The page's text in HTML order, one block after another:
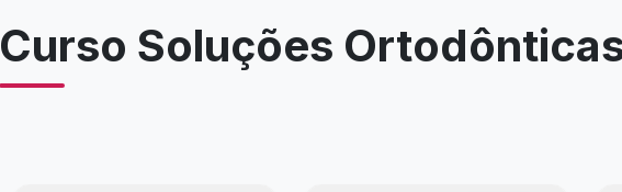
Curso Soluções